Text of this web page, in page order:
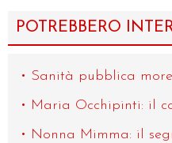
POTREBBERO
Sanità pubblica
Maria Occhipinti: il
Nonna Mimma: il